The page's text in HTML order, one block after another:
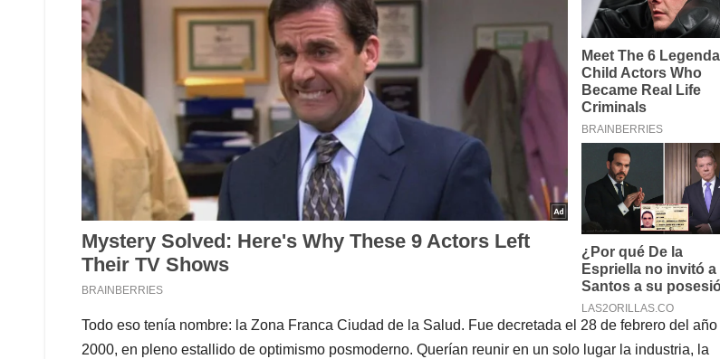
Todo eso tenía nombre: la Zona Franca Ciudad de la Salud. Fue decretada el 28 de febrero del año
2000, en pleno estallido de optimismo posmoderno. Querían reunir en un solo lugar la industria, la